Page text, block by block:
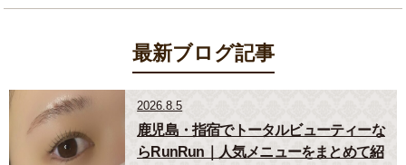
最新ブログ記事
2026.8.5
鹿児島・指宿でトータルビューティーな
らRunRun｜人気メニューをまとめて紹